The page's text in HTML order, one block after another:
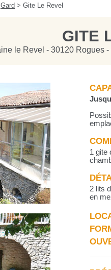
Gard > Gite Le Revel
GITE
le Revel - 30120 Rogues -
1 gite
2 lits
en